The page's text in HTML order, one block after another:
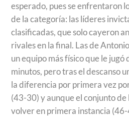
esperado, pues se enfrentaron
de la categoría: las líderes
clasificadas, que solo cayeron
rivales en la final. Las de
un equipo más físico que le
minutos, pero tras el descanso
la diferencia por primera vez
(43-30) y aunque el conjunto de
volver en primera instancia